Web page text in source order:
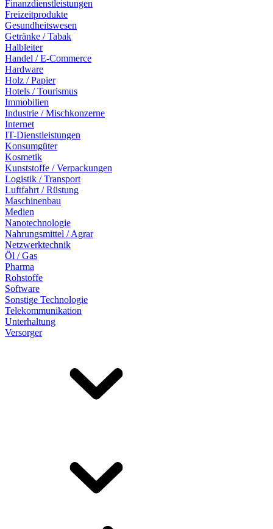
Finanzdienstleistungen
Freizeitprodukte
Gesundheitswesen
Getränke / Tabak
Halbleiter
Handel / E-Commerce
Hardware
Holz / Papier
Hotels / Tourismus
Immobilien
Industrie / Mischkonzerne
Internet
IT-Dienstleistungen
Konsumgüter
Kosmetik
Kunststoffe / Verpackungen
Logistik / Transport
Luftfahrt / Rüstung
Maschinenbau
Medien
Nanotechnologie
Nahrungsmittel / Agrar
Netzwerktechnik
Öl / Gas
Pharma
Rohstoffe
Software
Sonstige Technologie
Telekommunikation
Unterhaltung
Versorger